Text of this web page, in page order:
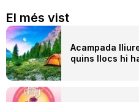
El més vist
Acampada
quins llocs hi